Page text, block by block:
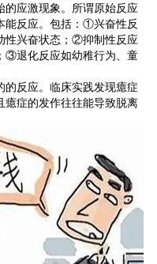
的应激现象。所谓原始反应
能反应。包括：①兴奋性反
性兴奋状态；②抑制性反应
③退化反应如幼稚行为、童
反应。临床实践发现癔症
癔症的发作往往能导致脱离